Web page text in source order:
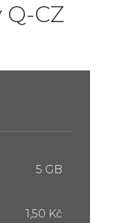
CZ
5 GB
1,50 Kč